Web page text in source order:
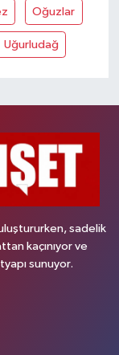
Oğuzlar
Uğurludağ
sadelik
kaçınıyor ve
sunuyor.